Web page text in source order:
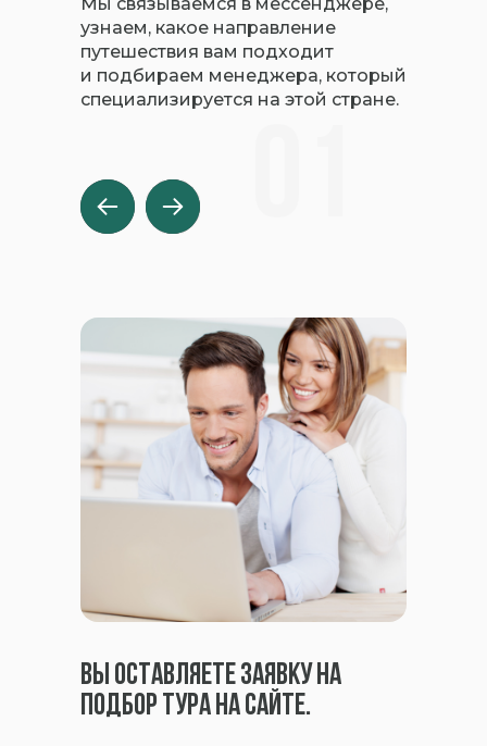
узнаем, какое направление
путешествия вам подходит
и подбираем менеджера, который
специализируется на этой стране.
Вы оставляете заявку на
подбор тура на сайте.